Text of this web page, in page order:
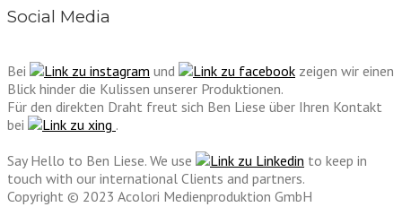
Social Media
Bei und
zeigen wir einen
Blick hinder die Kulissen unserer Produktionen.
Für den direkten Draht freut sich Ben Liese über Ihren Kontakt
bei
.
Say Hello to Ben Liese. We use
to keep in
touch with our international Clients and partners.
Copyright © 2023 Acolori Medienproduktion GmbH